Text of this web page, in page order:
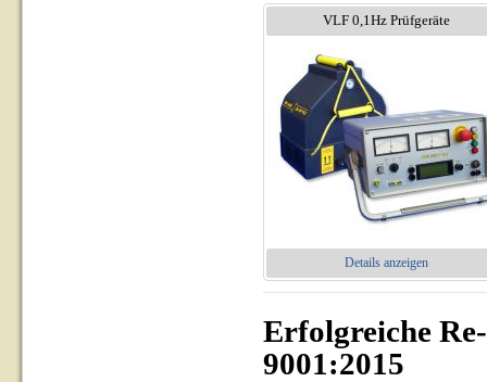
VLF 0,1Hz Prüfgeräte
Details anzeigen
Erfolgreiche
9001:2015